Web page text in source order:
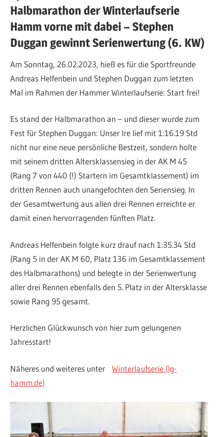
Halbmarathon der Winterlaufserie
Hamm vorne mit dabei – Stephen
Duggan gewinnt Serienwertung (6. KW)
Am Sonntag, 26.02.2023, hieß es für die Sportfreunde
Andreas Helfenbein und Stephen Duggan zum letzten
Mal im Rahmen der Hammer Winterlaufserie: Start frei!
Es stand der Halbmarathon an – und dieser wurde zum
Fest für Stephen Duggan: Unser Ire lief mit 1:16.19 Std
nicht nur eine neue persönliche Bestzeit, sondern holte
mit seinem dritten Altersklassensieg in der AK M 45
(Rang 7 von 440 (!) Startern im Gesamtklassement) im
dritten Rennen auch unangefochten den Seriensieg. In
der Gesamtwertung aus allen drei Rennen erreichte er
damit einen hervorragenden fünften Platz.
Andreas Helfenbein folgte kurz drauf nach 1:35.34 Std
(Rang 5 in der AK M 60, Platz 136 im Gesamtklassement
des Halbmarathons) und belegte in der Serienwertung
aller drei Rennen ebenfalls den 5. Platz in der Altersklasse
sowie Rang 95 gesamt.
Herzlichen Glückwunsch von hier zum gelungenen
Jahresstart!
Näheres und weiteres unterWinterlaufserie (lg-
hamm.de)